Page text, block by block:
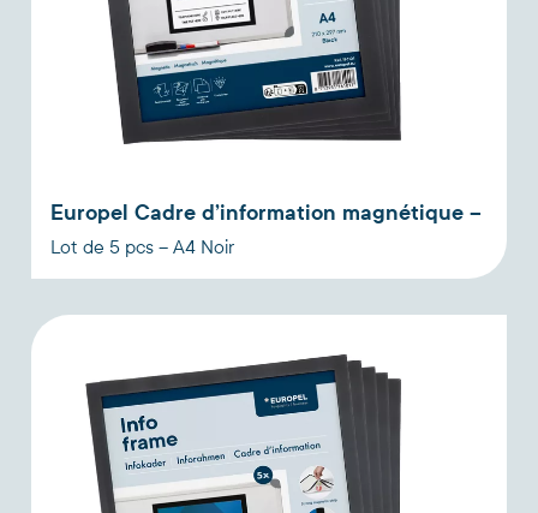
Europel Cadre d’information magnétique –
Lot de 5 pcs – A4 Noir